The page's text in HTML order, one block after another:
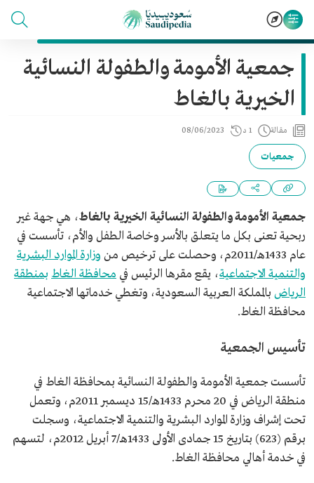
جمعية الأمومة والطفولة النسائية
الخيرية بالغاط
مقالة 1 د 08/06/2023
جمعيات
جمعية الأمومة والطفولة النسائية الخيرية بالغاط، هي جهة غير
ربحية تعنى بكل ما يتعلق بالأسر وخاصة الطفل والأم، تأسست في
عام 1433هـ/2011م، وحصلت على ترخيص من
وزارة الموارد البشرية
والتنمية الاجتماعية، يقع مقرها الرئيس في محافظة الغاط بمنطقة
الرياض بالمملكة العربية السعودية، وتغطي خدماتها الاجتماعية
محافظة الغاط.
تأسيس الجمعية
تأسست جمعية الأمومة والطفولة النسائية بمحافظة الغاط في
منطقة الرياض في 20 محرم 1433هـ/15 ديسمبر 2011م، وتعمل
تحت إشراف وزارة الموارد البشرية والتنمية الاجتماعية، وسجلت
برقم (623) بتاريخ 15 جمادى الأولى 1433هـ/7 أبريل 2012م، لتسهم
في خدمة أهالي محافظة الغاط.